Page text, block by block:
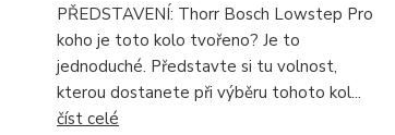
PŘEDSTAVENÍ: Thorr Bosch Lowstep Pro
koho je toto kolo tvořeno? Je to
jednoduché. Představte si tu volnost,
kterou dostanete při výběru tohoto kol...
číst celé